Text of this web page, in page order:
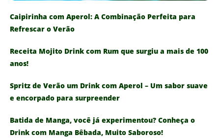
Caipirinha com Aperol: A Combinação Perfeita para
Refrescar o Verão
Receita Mojito Drink com Rum que surgiu a mais de 100
anos!
Spritz de Verão um Drink com Aperol – Um sabor suave
e encorpado para surpreender
Batida de Manga, você já experimentou? Conheça o
Drink com Manga Bêbada, Muito Saboroso!